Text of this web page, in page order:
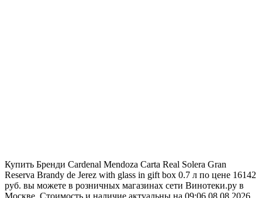
Купить Бренди Cardenal Mendoza Carta Real Solera Gran
Reserva Brandy de Jerez with glass in gift box 0.7 л по цене 16142
руб. вы можете в розничных магазинах сети Винотеки.ру в
Москве. Стоимость и наличие актуальны на 09:06 08.08.2026